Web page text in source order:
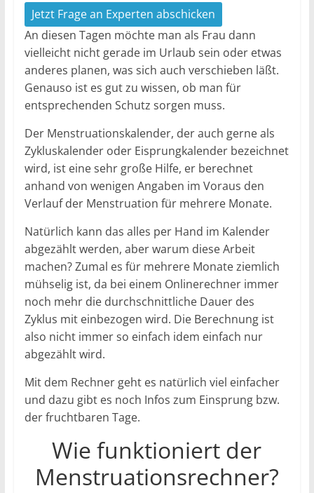
Jetzt Frage an Experten abschicken
An diesen Tagen möchte man als Frau dann
vielleicht nicht gerade im Urlaub sein oder etwas
anderes planen, was sich auch verschieben läßt.
Genauso ist es gut zu wissen, ob man für
entsprechenden Schutz sorgen muss.
Der Menstruationskalender, der auch gerne als
Zykluskalender oder Eisprungkalender bezeichnet
wird, ist eine sehr große Hilfe, er berechnet
anhand von wenigen Angaben im Voraus den
Verlauf der Menstruation für mehrere Monate.
Natürlich kann das alles per Hand im Kalender
abgezählt werden, aber warum diese Arbeit
machen? Zumal es für mehrere Monate ziemlich
mühselig ist, da bei einem Onlinerechner immer
noch mehr die durchschnittliche Dauer des
Zyklus mit einbezogen wird. Die Berechnung ist
also nicht immer so einfach idem einfach nur
abgezählt wird.
Mit dem Rechner geht es natürlich viel einfacher
und dazu gibt es noch Infos zum Einsprung bzw.
der fruchtbaren Tage.
Wie funktioniert der
Menstruationsrechner?